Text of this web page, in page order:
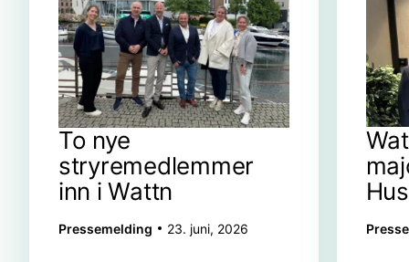
To nye
stryremedlemmer
inn i Wattn
Pressemelding 23. juni, 2026